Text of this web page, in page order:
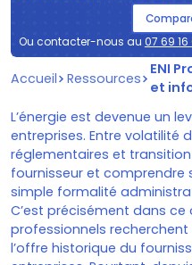
Ou contacter-nous au 07 69 16
Accueil Ressources
ENI
et
L’énergie est devenue un
entreprises. Entre volatilité
réglementaires et
fournisseur et comprendre
simple formalité
C’est précisément dans
professionnels recherchent
l’offre historique du